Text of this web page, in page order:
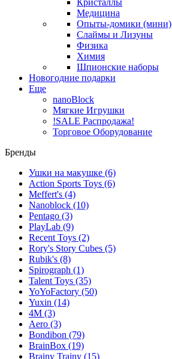
Кристаллы
Медицина
Опыты-домики (мини)
Слаймы и Лизуны
Физика
Химия
Шпионские наборы
Новогодние подарки
Еще
nanoBlock
Мягкие Игрушки
!SALE Распродажа!
Торговое Оборудование
Бренды
Ушки на макушке (6)
Action Sports Toys (6)
Meffert's (4)
Nanoblock (10)
Pentago (3)
PlayLab (9)
Recent Toys (2)
Rory's Story Cubes (5)
Rubik's (8)
Spirograph (1)
Talent Toys (35)
YoYoFactory (50)
Yuxin (14)
4M (3)
Aero (3)
Bondibon (79)
BrainBox (19)
Brainy Trainy (15)